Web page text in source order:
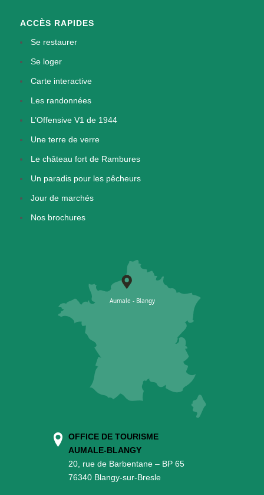
ACCÈS RAPIDES
Se restaurer
Se loger
Carte interactive
Les randonnées
L’Offensive V1 de 1944
Une terre de verre
Le château fort de Rambures
Un paradis pour les pêcheurs
Jour de marchés
Nos brochures
OFFICE DE TOURISME
AUMALE-BLANGY
20, rue de Barbentane – BP 65
76340 Blangy-sur-Bresle